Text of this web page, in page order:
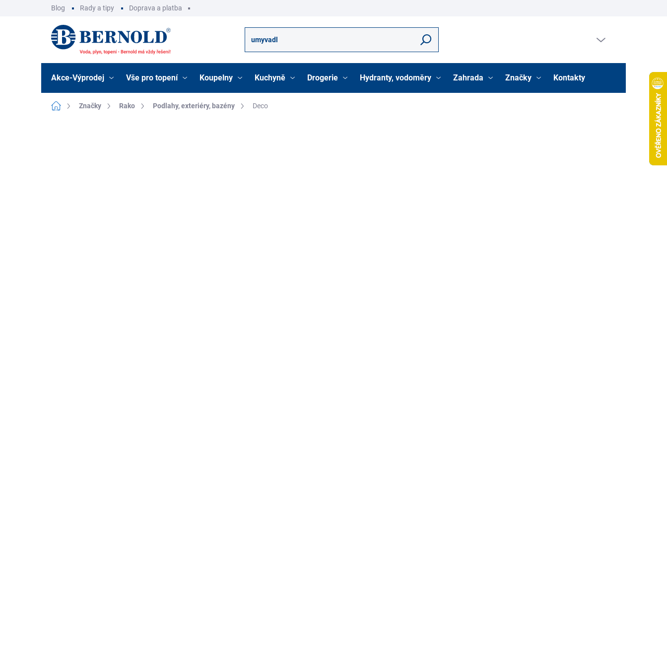
Blog Rady a tipy Doprava a platba
Hledat
Akce-Výprodej Vše pro topení Koupelny Kuchyně Drogerie Hydranty, vodoměry Zahrada Značky Kontakty
Domů Značky Rako Podlahy, exteriéry, bazény Deco